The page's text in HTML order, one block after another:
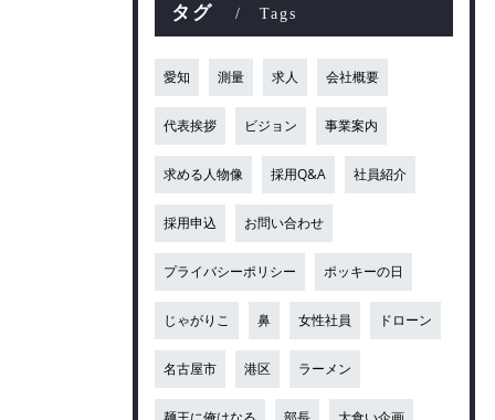
タグ Tags
愛知 測量 求人 会社概要
代表挨拶 ビジョン 事業案内
求める人物像 採用Q&A 社員紹介
採用申込 お問い合わせ
プライバシーポリシー ポッキーの日
じゃがりこ 鼻 女性社員 ドローン
名古屋市 港区 ラーメン